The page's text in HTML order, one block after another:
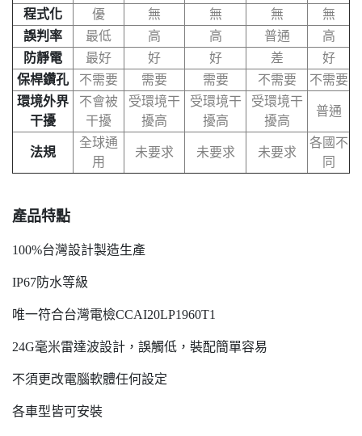
程式化
優 無 無 無
無
誤判率
最低 高 高 普通
高
防靜電
最好 好 好 差
好
保桿鑽孔
不需要 需要 需要 不需要
不需要
環境外界
干擾
不會被
干擾
受環境干
擾高
受環境干
擾高
受環境干
擾高
普通
法規
全球通
用
未要求 未要求 未要求
各國不
同
產品特點
100%台灣設計製造生產
IP67防水等級
唯一符合台灣電檢CCAI20LP1960T1
24G毫米雷達波設計，誤觸低，裝配簡單容易
不須更改電腦軟體任何設定
各車型皆可安裝